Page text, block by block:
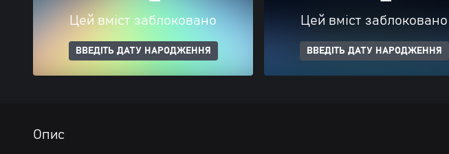
Цей вміст заблоковано
ВВЕДІТЬ ДАТУ НАРОДЖЕННЯ
Цей вміст заблоковано
ВВЕДІТЬ ДАТУ НАРОДЖЕННЯ
Опис